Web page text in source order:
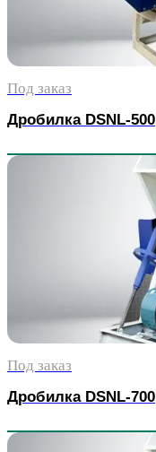
Под заказ
Дробилка DSNL-500
Под заказ
Дробилка DSNL-700